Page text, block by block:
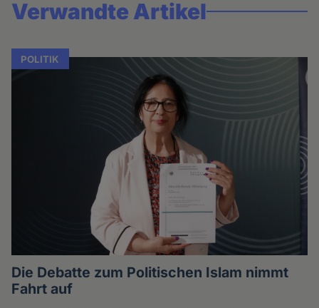
Verwandte Artikel
POLITIK
Die Debatte zum Politischen Islam nimmt
Fahrt auf